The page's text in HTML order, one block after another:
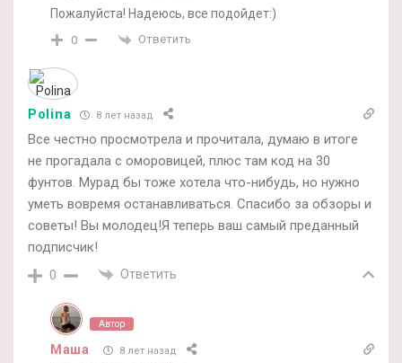
Пожалуйста! Надеюсь, все подойдет:)
0 Ответить
Polina 8 лет назад
Все честно просмотрела и прочитала, думаю в итоге
не прогадала с оморовицей, плюс там код на 30
фунтов. Мурад бы тоже хотела что-нибудь, но нужно
уметь вовремя останавливаться. Спасибо за обзоры и
советы! Вы молодец!Я теперь ваш самый преданный
подписчик!
0 Ответить
Автор
Маша 8 лет назад